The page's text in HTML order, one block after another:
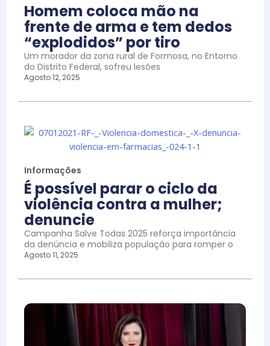
Homem coloca mão na
frente de arma e tem dedos
“explodidos” por tiro
Um morador da zona rural de Formosa, no Entorno
do Distrito Federal, sofreu lesões
Agosto 12, 2025
Informações
É possível parar o ciclo da
violência contra a mulher;
denuncie
Campanha Salve Todas 2025 reforça importância
da denúncia e mobiliza população para romper o
Agosto 11, 2025